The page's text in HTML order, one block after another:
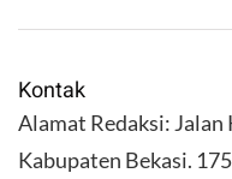
Kontak
Alamat Redaksi: Jalan
Kabupaten Bekasi.